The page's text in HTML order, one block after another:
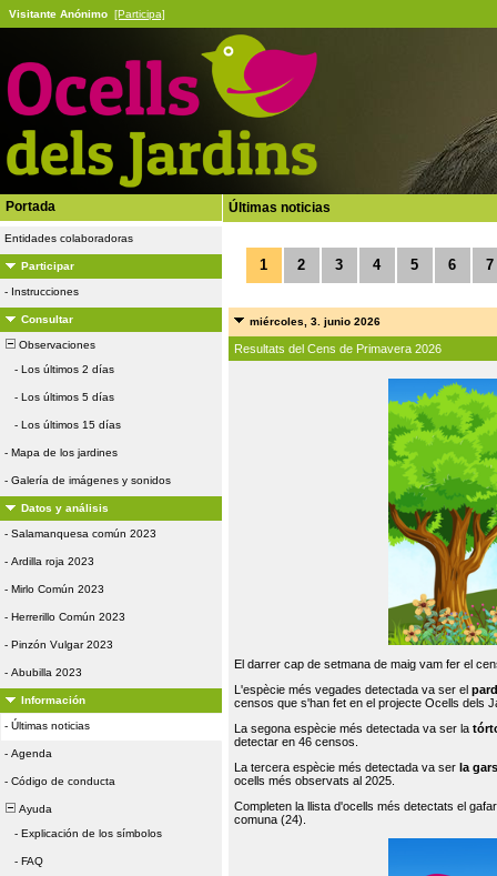
Visitante Anónimo [Participa]
Portada
Entidades colaboradoras
Participar
- Instrucciones
Consultar
Observaciones
- Los últimos 2 días
- Los últimos 5 días
- Los últimos 15 días
- Mapa de los jardines
- Galería de imágenes y sonidos
Datos y análisis
- Salamanquesa común 2023
- Ardilla roja 2023
- Mirlo Común 2023
- Herrerillo Común 2023
- Pinzón Vulgar 2023
- Abubilla 2023
Información
- Últimas noticias
- Agenda
- Código de conducta
Ayuda
- Explicación de los símbolos
- FAQ
Últimas noticias
1 2 3 4 5 6 7
miércoles, 3. junio 2026
Resultats del Cens de Primavera 2026
El darrer cap de setmana de maig vam fer el
L'espècie més vegades detectada va ser el
censos que s'han fet en el projecte Ocells dels
La segona espècie més detectada va ser la
detectar en 46 censos.
La tercera espècie més detectada va ser la
ocells més observats al 2025.
Completen la llista d'ocells més detectats el
comuna (24).